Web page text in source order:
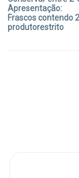
Apresentação:
Frascos contendo
produtorestrito